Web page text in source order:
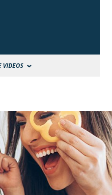
VIDEOS